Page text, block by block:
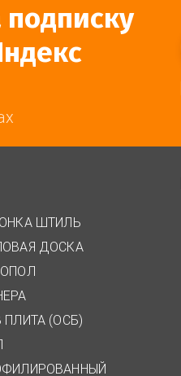
подписку
ШТИЛЬ
ДОСКА
ПЛИТА (ОСБ)